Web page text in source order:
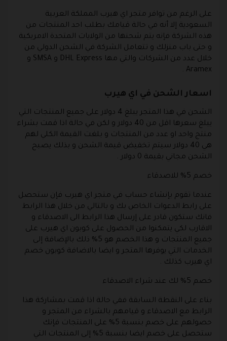
على الرغم من توافر متجر اي هيرب المملكة العربية
السعودية إلا أنه في حالة قيامك بطلب احد المنتجات من
هذه الشركة فإنه يتم شحنها من الولايات المتحدة الامريكية
و حتى باب منزلك و تتعامل الشركة في الشحن الدولي من
خلال عدد من الشركات والتي مها DHL Express و SMSA و
Aramex .
اسعار الشحن في اي هيرب
الشحن في هذا المتجر يبلغ 4 دولار على جميع المنتجات التي
يبلغ سعرها اقل من 40 دولار و لكن في حالة اذا قمت بشراء
منتج واحد او عدد من المنتجات و بلغت القيمة الكلي لهم
هي 40 دولار سيتم تخفيض قيمة الشحن و بذلك يصبح
الشحن مجاني بقيمة 0 دولار .
خصم 5% للاصدقاء
عندما تقوم بإنشاء حساب في متجر اي هيرب فإن ستحصل
على رابط الدعوات الخاص بك و بالتالي من خلال هذا الرابط
فانك ستكون قادر على إرسال هذا الرابط الى الاصدقاء و
الاقارب لكي يتمكنوا من الحصول على كوبون اي هيرب على
جميع المنتجات و هذا الخصم هو 5% ذلك بالإضافة إلى
الخدمات التي يوفرها المتجر و ايضا بالاضافة كوبون خصم
اي هيرب كذلك .
خصم 5% لك عند شراء الاصدقاء
بناء على النقطة السابقة ففي حالة اذا قمت بمشاركة هذا
الرابط مع الاصدقاء و قيامهم بالشراء من المتجر و
حصولهم على خصم بنسبة 5% على المنتجات فإنك
ستحصل على خصم ايضا بنسبة 5% إلى المنتجات التي